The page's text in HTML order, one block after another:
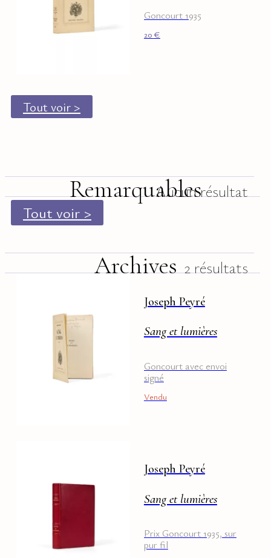
Goncourt 1935
20€
Tout voir >
RemarquablesAucun résultat
Tout voir >
Archives 2 résultats
Joseph Peyré
Sang et lumières
Goncourt avec envoi
signé
Vendu
Joseph Peyré
Sang et lumières
Prix Goncourt 1935, sur
pur fil